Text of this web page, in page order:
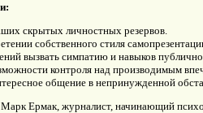
скрытых личностных резервов.
собственного стиля
вызвать симпатию и навыков
контроля над производимым
общение в непринужденной
Ермак, журналист, начинающий